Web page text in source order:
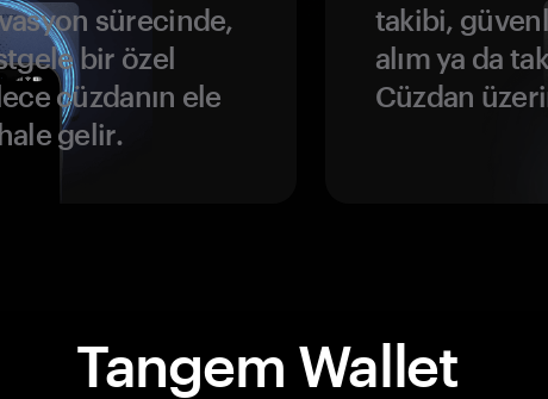
sürecinde,
bir özel
cüzdanın ele
gelir.
takibi,
alım ya da
Cüzdan
Tangem Wallet